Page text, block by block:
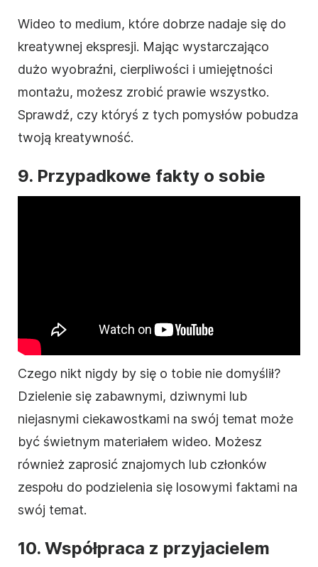
Wideo to medium, które dobrze nadaje się do
kreatywnej ekspresji. Mając wystarczająco
dużo wyobraźni, cierpliwości i umiejętności
montażu, możesz zrobić prawie wszystko.
Sprawdź, czy któryś z tych pomysłów pobudza
twoją kreatywność.
9. Przypadkowe fakty o sobie
Czego nikt nigdy by się o tobie nie domyślił?
Dzielenie się zabawnymi, dziwnymi lub
niejasnymi ciekawostkami na swój temat może
być świetnym materiałem wideo. Możesz
również zaprosić znajomych lub członków
zespołu do podzielenia się losowymi faktami na
swój temat.
10. Współpraca z przyjacielem